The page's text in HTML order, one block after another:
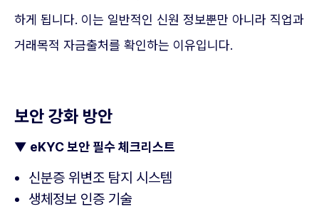
하게 됩니다. 이는 일반적인 신원 정보뿐만 아니라 직업과
거래목적 자금출처를 확인하는 이유입니다.
보안 강화 방안
▼ eKYC 보안 필수 체크리스트
신분증 위변조 탐지 시스템
생체정보 인증 기술